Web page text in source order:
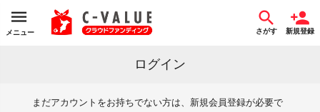
メニュー さがす 新規登録
ログイン
まだアカウントをお持ちでない方は、新規会員登録が必要で